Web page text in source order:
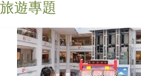
旅遊專題